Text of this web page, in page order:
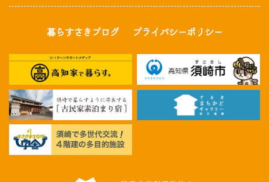
暮らすさきブログ プライバシーポリシー